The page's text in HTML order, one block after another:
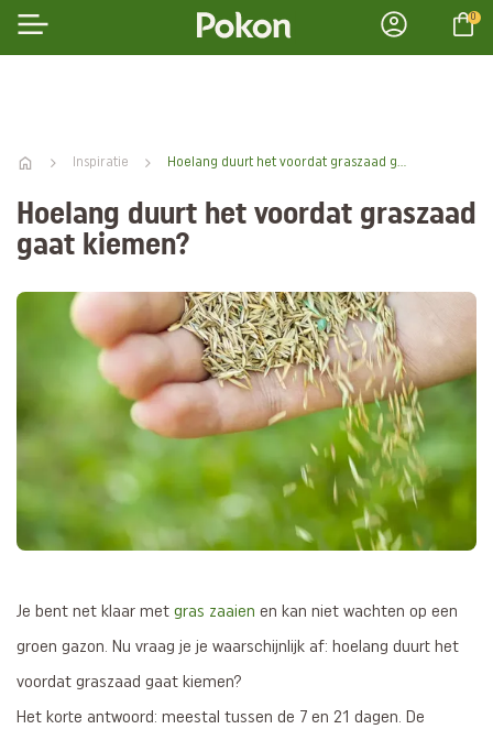
0
Inspiratie Hoelang duurt het voordat graszaad gaat kiemen? | Pokon
Hoelang duurt het voordat graszaad
gaat kiemen?
Je bent net klaar met gras zaaien en kan niet wachten op een
groen gazon. Nu vraag je je waarschijnlijk af: hoelang duurt het
voordat graszaad gaat kiemen?
Het korte antwoord: meestal tussen de 7 en 21 dagen. De